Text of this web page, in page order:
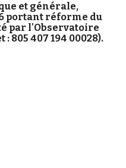
et générale,
portant réforme du
par l'Observatoire
805 407 194 00028).